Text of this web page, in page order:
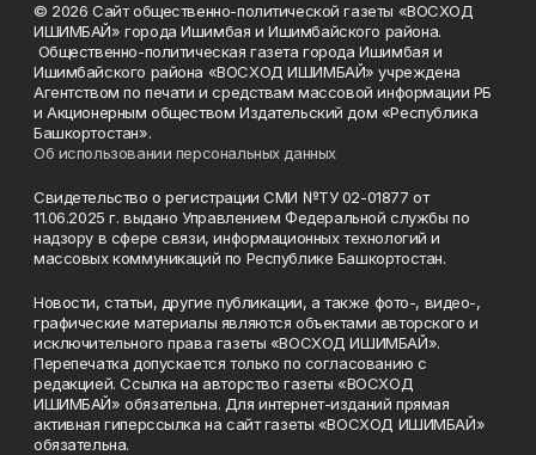
© 2026 Сайт общественно-политической газеты «ВОСХОД
ИШИМБАЙ» города Ишимбая и Ишимбайского района.
Общественно-политическая газета города Ишимбая и
Ишимбайского района «ВОСХОД ИШИМБАЙ» учреждена
Агентством по печати и средствам массовой информации РБ
и Акционерным обществом Издательский дом «Республика
Башкортостан».
Об использовании персональных данных
Свидетельство о регистрации СМИ №ТУ 02-01877 от
11.06.2025 г. выдано Управлением Федеральной службы по
надзору в сфере связи, информационных технологий и
массовых коммуникаций по Республике Башкортостан.
Новости, статьи, другие публикации, а также фото-, видео-,
графические материалы являются объектами авторского и
исключительного права газеты «ВОСХОД ИШИМБАЙ».
Перепечатка допускается только по согласованию с
редакцией. Ссылка на авторство газеты «ВОСХОД
ИШИМБАЙ» обязательна. Для интернет-изданий прямая
активная гиперссылка на сайт газеты «ВОСХОД ИШИМБАЙ»
обязательна.